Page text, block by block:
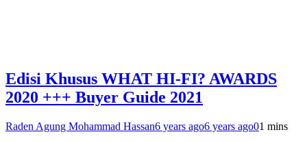
Edisi Khusus WHAT HI-FI? AWARDS
2020 +++ Buyer Guide 2021
Raden Agung Mohammad Hassan6 years ago6 years ago01 mins